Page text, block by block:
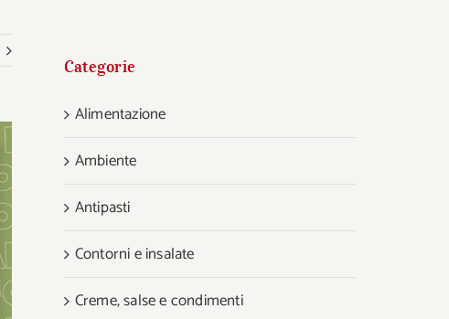
Categorie
Alimentazione
Ambiente
Antipasti
Contorni e insalate
Creme, salse e condimenti